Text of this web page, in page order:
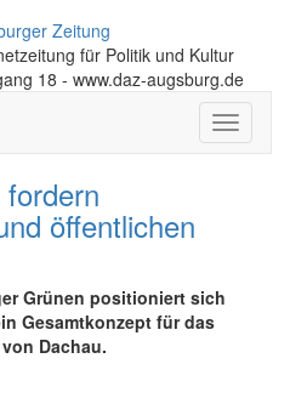
Zeitung
für Politik und Kultur
18 - www.daz-augsburg.de
Toggle
öffentlichen
Grünen positioniert sich
Gesamtkonzept für das
Dachau.